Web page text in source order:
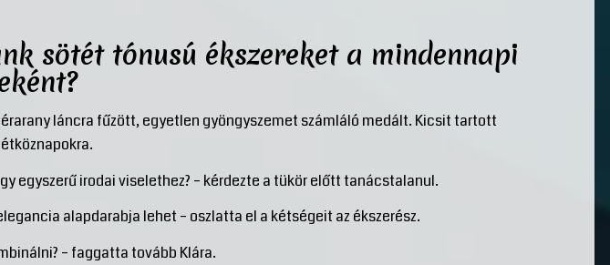
sötét tónusú ékszereket a mindennapi
láncra fűzött, egyetlen gyöngyszemet számláló medált. Kicsit tartott
egyszerű irodai viselethez? – kérdezte a tükör előtt tanácstalanul.
alapdarabja lehet – oszlatta el a kétségeit az ékszerész.
– faggatta tovább Klára.